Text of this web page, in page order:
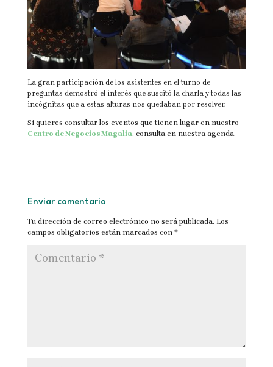
La gran participación de los asistentes en el turno de
preguntas demostró el interés que suscitó la charla y todas las
incógnitas que a estas alturas nos quedaban por resolver.
Si quieres consultar los eventos que tienen lugar en nuestro
Centro de Negocios Magalia, consulta en nuestra agenda.
Enviar comentario
Tu dirección de correo electrónico no será publicada. Los
campos obligatorios están marcados con *